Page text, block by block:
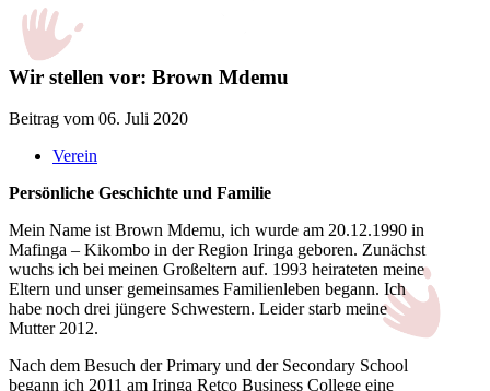
Wir stellen vor: Brown Mdemu
Beitrag vom 06. Juli 2020
Verein
Persönliche Geschichte und Familie
Mein Name ist Brown Mdemu, ich wurde am 20.12.1990 in
Mafinga – Kikombo in der Region Iringa geboren. Zunächst
wuchs ich bei meinen Großeltern auf. 1993 heirateten meine
Eltern und unser gemeinsames Familienleben begann. Ich
habe noch drei jüngere Schwestern. Leider starb meine
Mutter 2012.
Nach dem Besuch der Primary und der Secondary School
begann ich 2011 am Iringa Retco Business College eine